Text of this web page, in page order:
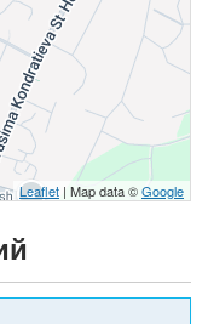
Leaflet | Map data ©Google